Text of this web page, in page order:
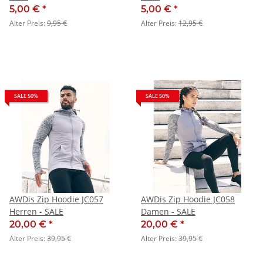
5,00 € *
Alter Preis:9,95 €
5,00 € *
Alter Preis:12,95 €
SALE 50%
AWDis Zip Hoodie JC057
Herren - SALE
20,00 € *
Alter Preis:39,95 €
SALE 50%
AWDis Zip Hoodie JC058
Damen - SALE
20,00 € *
Alter Preis:39,95 €